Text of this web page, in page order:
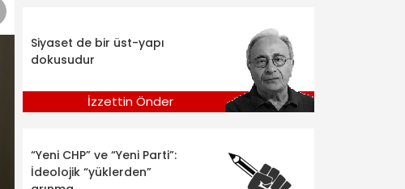
Siyaset de bir üst-yapı
dokusudur
İzzettin Önder
“Yeni CHP” ve “Yeni Parti”:
İdeolojik “yüklerden”